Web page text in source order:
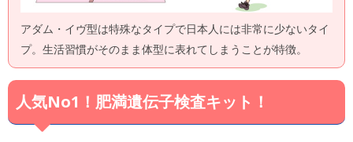
アダム・イヴ型は特殊なタイプで日本人には非常に少ないタイ
プ。生活習慣がそのまま体型に表れてしまうことが特徴。
人気No1！肥満遺伝子検査キット！